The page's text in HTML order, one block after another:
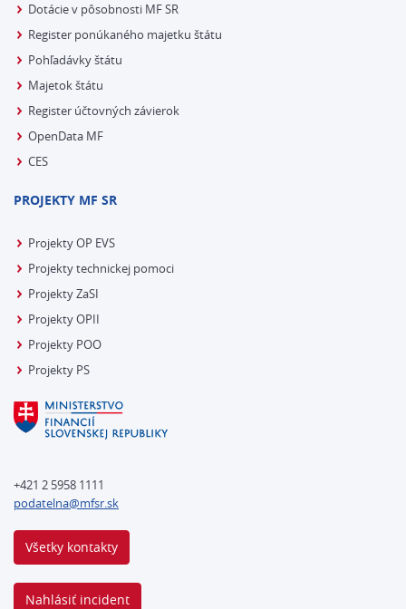
Dotácie v pôsobnosti MF SR
Register ponúkaného majetku štátu
Pohľadávky štátu
Majetok štátu
Register účtovných závierok
OpenData MF
CES
PROJEKTY MF SR
Projekty OP EVS
Projekty technickej pomoci
Projekty ZaSI
Projekty OPII
Projekty POO
Projekty PS
+421 2 5958 1111
podatelna@mfsr.sk
Všetky kontakty
Nahlásiť incident